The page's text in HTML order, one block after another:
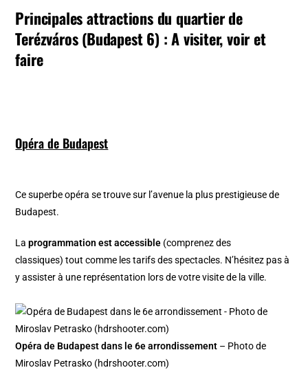
Principales attractions du quartier de
Terézváros (Budapest 6) : A visiter, voir et
faire
Opéra de Budapest
Ce superbe opéra se trouve sur l’avenue la plus prestigieuse de
Budapest.
Laprogrammation est accessible (comprenez des
classiques) tout comme les tarifs des spectacles. N’hésitez pas à
y assister à une représentation lors de votre visite de la ville.
Opéra de Budapest dans le 6e arrondissement – Photo de
Miroslav Petrasko (hdrshooter.com)